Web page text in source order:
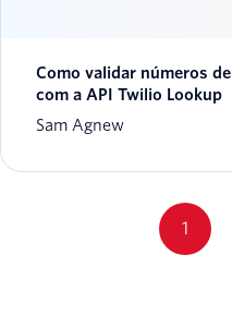
Como validar números
com a API Twilio Lookup
Sam Agnew
1